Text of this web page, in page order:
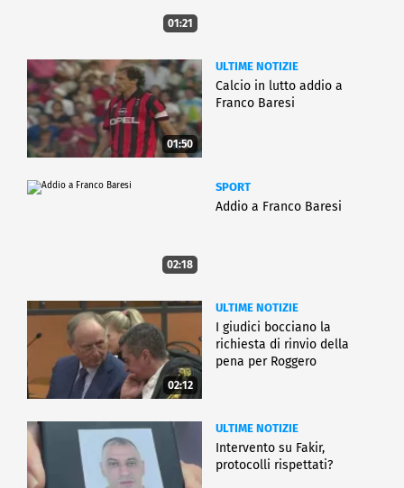
01:21
01:50
ULTIME NOTIZIE
Calcio in lutto addio a
Franco Baresi
02:18
SPORT
Addio a Franco Baresi
02:12
ULTIME NOTIZIE
I giudici bocciano la
richiesta di rinvio della
pena per Roggero
ULTIME NOTIZIE
Intervento su Fakir,
protocolli rispettati?